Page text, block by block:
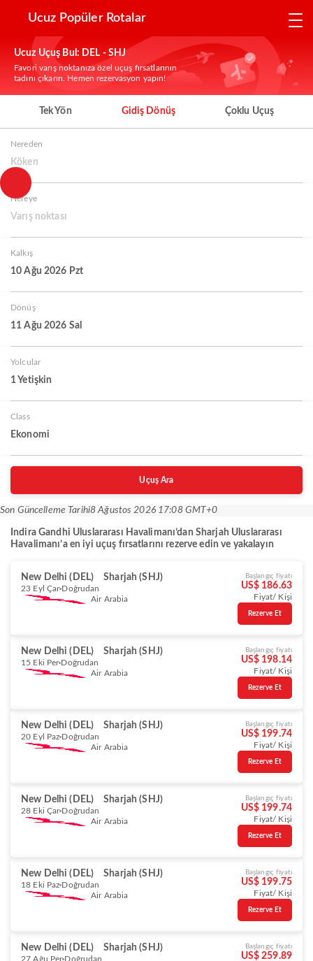
Ucuz Popüler Rotalar
Ucuz Uçuş Bul: DEL - SHJ
Favori varış noktanıza özel uçuş fırsatlarının
tadını çıkarın. Hemen rezervasyon yapın!
Tek Yön Gidiş Dönüş Çoklu Uçuş
Nereden
Köken
Nereye
Varış noktası
Kalkış
10 Ağu 2026 Pzt
Dönüş
11 Ağu 2026 Sal
Yolcular
1 Yetişkin
Class
Ekonomi
Uçuş Ara
Son Güncelleme Tarihi8 Ağustos 2026 17:08 GMT+0
Indira Gandhi Uluslararası Havalimanı’dan Sharjah Uluslararası
Havalimanı’a en iyi uçuş fırsatlarını rezerve edin ve yakalayın
New Delhi (DEL) Sharjah (SHJ)
23 Eyl Çar Doğrudan
Air Arabia
Başlangıç fiyatı
US$ 186.63
Fiyat/ Kişi
Rezerve Et
New Delhi (DEL) Sharjah (SHJ)
15 Eki Per Doğrudan
Air Arabia
Başlangıç fiyatı
US$ 198.14
Fiyat/ Kişi
Rezerve Et
New Delhi (DEL) Sharjah (SHJ)
20 Eyl Paz Doğrudan
Air Arabia
Başlangıç fiyatı
US$ 199.74
Fiyat/ Kişi
Rezerve Et
New Delhi (DEL) Sharjah (SHJ)
28 Eki Çar Doğrudan
Air Arabia
Başlangıç fiyatı
US$ 199.74
Fiyat/ Kişi
Rezerve Et
New Delhi (DEL) Sharjah (SHJ)
18 Eki Paz Doğrudan
Air Arabia
Başlangıç fiyatı
US$ 199.75
Fiyat/ Kişi
Rezerve Et
New Delhi (DEL) Sharjah (SHJ)
27 Ağu Per Doğrudan
Başlangıç fiyatı
US$ 259.89